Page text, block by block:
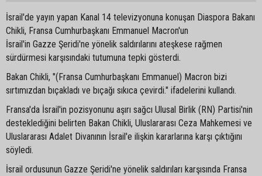
İsrail'de yayın yapan Kanal 14 televizyonuna konuşan Diaspora Bakanı
Chikli, Fransa Cumhurbaşkanı Emmanuel Macron'un
İsrail'in Gazze Şeridi'ne yönelik saldırılarını ateşkese rağmen
sürdürmesi karşısındaki tutumuna tepki gösterdi.
Bakan Chikli, "(Fransa Cumhurbaşkanı Emmanuel) Macron bizi
sırtımızdan bıçakladı ve bıçağı sıkıca çevirdi." ifadelerini kullandı.
Fransa'da İsrail'in pozisyonunu aşırı sağcı Ulusal Birlik (RN) Partisi'nin
desteklediğini belirten Bakan Chikli, Uluslararası Ceza Mahkemesi ve
Uluslararası Adalet Divanının İsrail'e ilişkin kararlarına karşı çıktığını
söyledi.
İsrail ordusunun Gazze Şeridi'ne yönelik saldırıları karşısında Fransa